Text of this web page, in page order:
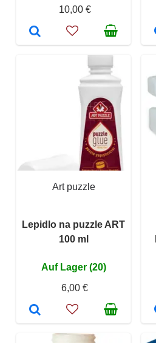
10,00 €
Art puzzle
Lepidlo na puzzle ART
100 ml
Auf Lager (20)
6,00 €